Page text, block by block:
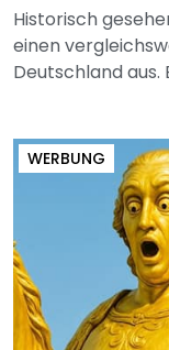
Historisch
einen
Deutschland aus.
WERBUNG